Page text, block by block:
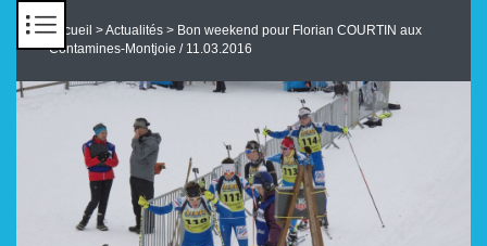
Accueil >Actualités > Bon weekend pour Florian COURTIN aux
Contamines-Montjoie / 11.03.2016